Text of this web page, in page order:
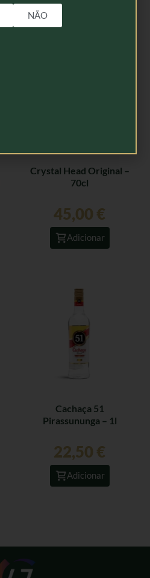
Crystal Head Original –
70cl
45,00 €
Adicionar
Cachaça 51
Pirassununga – 1l
22,50 €
Adicionar
NÃO